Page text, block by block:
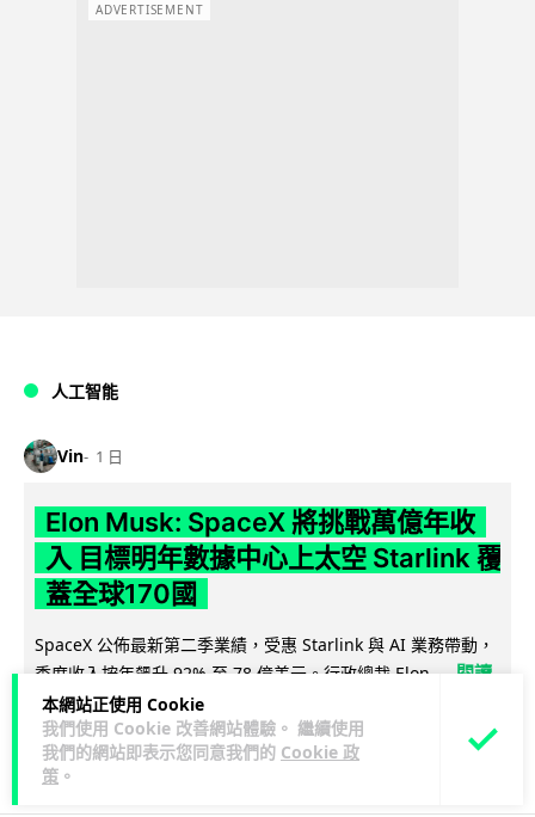
本網站正使用 Cookie
我們使用 Cookie 改善網站體驗。 繼續使用
我們的網站即表示您同意我們的 Cookie 政
策 。
ADVERTISEMENT
人工智能
Vin 1 日
Elon Musk: SpaceX 將挑戰萬億年收
入 目標明年數據中心上太空 Starlink 覆
蓋全球170國
SpaceX 公佈最新第二季業績，受惠 Starlink 與 AI 業務帶動，
季度收入按年飆升 92% 至 78 億美元。行政總裁 Elon... 閱讀
全文
141 19 ↗ 分享